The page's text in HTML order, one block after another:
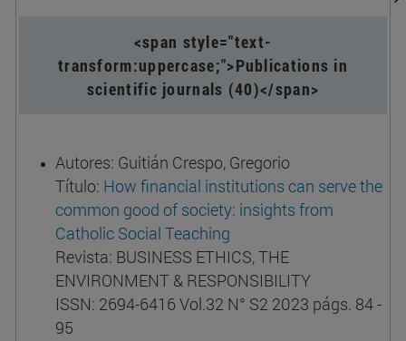
<span style="text-
transform:uppercase;">Publications in
scientific journals (40)</span>
Autores: Guitián Crespo, Gregorio
Título: How financial institutions can serve the
common good of society: insights from
Catholic Social Teaching
Revista: BUSINESS ETHICS, THE
ENVIRONMENT & RESPONSIBILITY
ISSN: 2694-6416 Vol.32 N° S2 2023 págs. 84 -
95